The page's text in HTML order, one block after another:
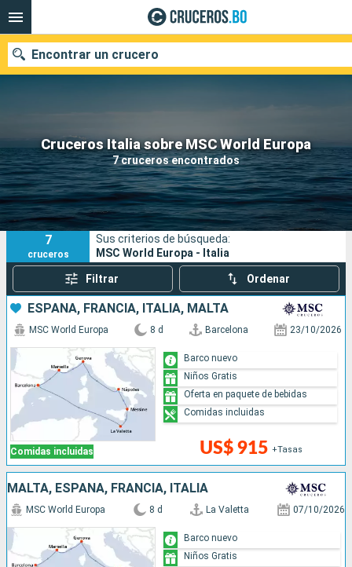
Cruceros Italia sobre MSC World Europa
7 cruceros encontrados
Encontrar un crucero
Nuestros destinos
Fecha de salida
Puertos Compañías
Buscar
7
cruceros
Sus criterios de búsqueda:
MSC World Europa - Italia
Filtrar Ordenar
ESPAÑA, FRANCIA, ITALIA, MALTA
Comidas incluidas
MSC World Europa 8 d Barcelona 23/10/2026
US$ 915 +Tasas
Barco nuevo
Niños Gratis
Oferta en paquete de bebidas
Comidas incluidas
MALTA, ESPAÑA, FRANCIA, ITALIA
MSC World Europa 8 d La Valetta 07/10/2026
Barco nuevo
Niños Gratis